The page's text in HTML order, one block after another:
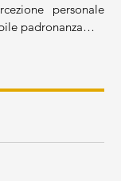
personale
padronanza…